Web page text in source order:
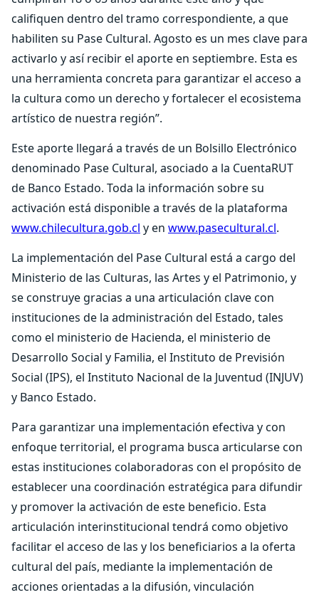
califiquen dentro del tramo correspondiente, a que
habiliten su Pase Cultural. Agosto es un mes clave para
activarlo y así recibir el aporte en septiembre. Esta es
una herramienta concreta para garantizar el acceso a
la cultura como un derecho y fortalecer el ecosistema
artístico de nuestra región”.
Este aporte llegará a través de un Bolsillo Electrónico
denominado Pase Cultural, asociado a la CuentaRUT
de Banco Estado. Toda la información sobre su
activación está disponible a través de la plataforma
www.chilecultura.gob.cl y en www.pasecultural.cl.
La implementación del Pase Cultural está a cargo del
Ministerio de las Culturas, las Artes y el Patrimonio, y
se construye gracias a una articulación clave con
instituciones de la administración del Estado, tales
como el ministerio de Hacienda, el ministerio de
Desarrollo Social y Familia, el Instituto de Previsión
Social (IPS), el Instituto Nacional de la Juventud (INJUV)
y Banco Estado.
Para garantizar una implementación efectiva y con
enfoque territorial, el programa busca articularse con
estas instituciones colaboradoras con el propósito de
establecer una coordinación estratégica para difundir
y promover la activación de este beneficio. Esta
articulación interinstitucional tendrá como objetivo
facilitar el acceso de las y los beneficiarios a la oferta
cultural del país, mediante la implementación de
acciones orientadas a la difusión, vinculación